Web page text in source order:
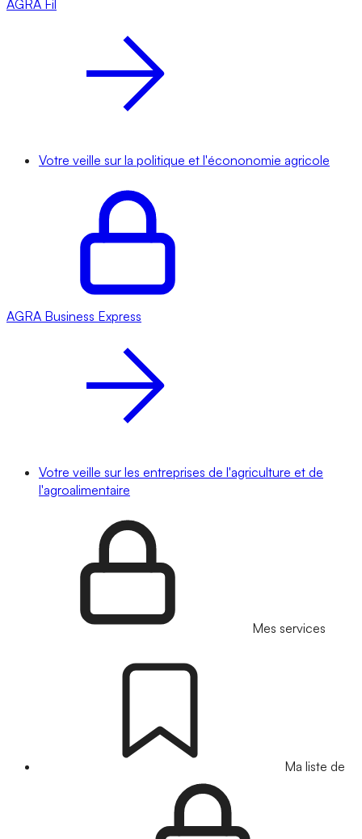
AGRA Fil
Votre veille sur la politique et l'écononomie agricole
AGRA Business Express
Votre veille sur les entreprises de l'agriculture et de
l'agroalimentaire
Mes services
Ma liste de